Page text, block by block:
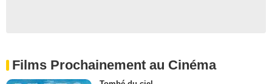
Films Prochainement au Cinéma